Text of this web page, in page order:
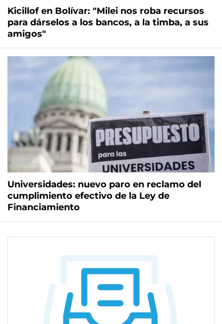
Kicillof en Bolívar: "Milei nos roba recursos
para dárselos a los bancos, a la timba, a sus
amigos"
Universidades: nuevo paro en reclamo del
cumplimiento efectivo de la Ley de
Financiamiento